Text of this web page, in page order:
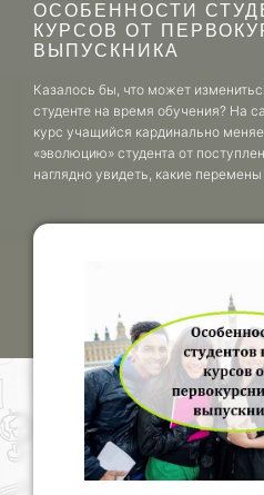
ОСОБЕННОСТИ
КУРСОВ ОТ
ВЫПУСКНИКА
Казалось бы, что может
студенте на время обучения? На
курс учащийся кардинально
«эволюцию» студента от
наглядно увидеть, какие